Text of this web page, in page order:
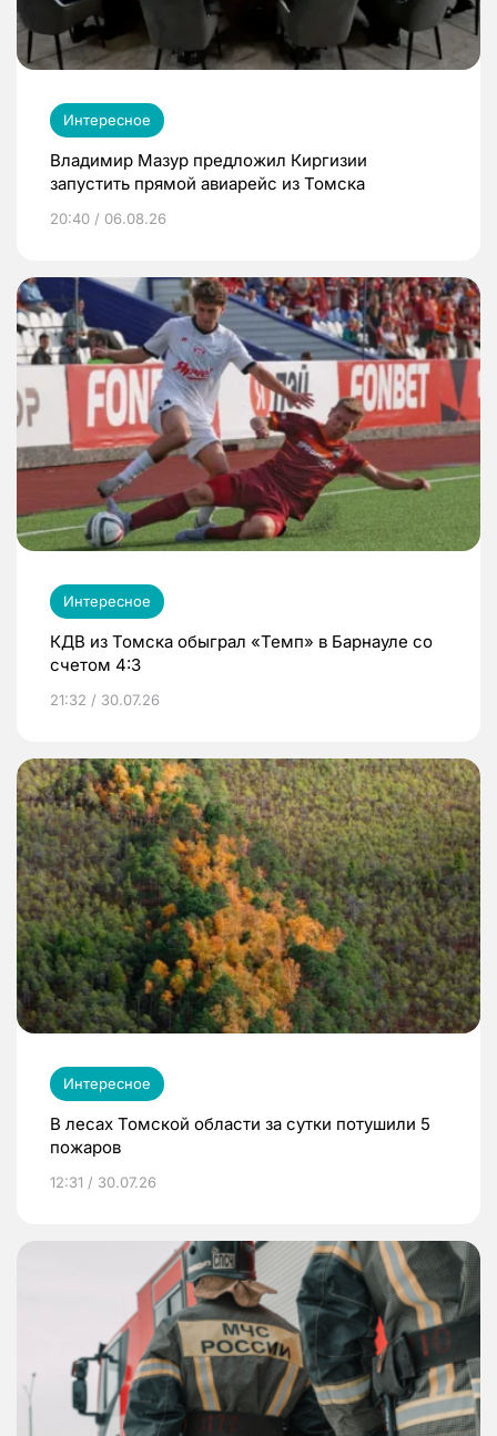
Интересное
Владимир Мазур предложил Киргизии
запустить прямой авиарейс из Томска
20:40 / 06.08.26
Интересное
КДВ из Томска обыграл «Темп» в Барнауле со
счетом 4:3
21:32 / 30.07.26
Интересное
В лесах Томской области за сутки потушили 5
пожаров
12:31 / 30.07.26